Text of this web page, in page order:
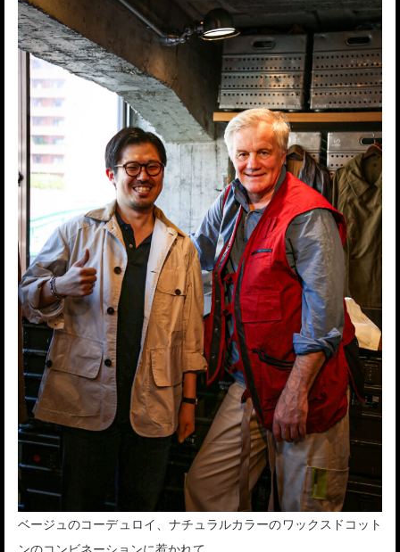
ベージュのコーデュロイ、ナチュラルカラーのワックスドコット